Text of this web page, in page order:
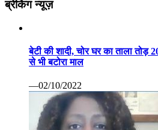
ब्रेकिंग न्यूज़
बेटी की शादी, चोर घर का ताला
से भी बटोरा माल
—02/10/2022